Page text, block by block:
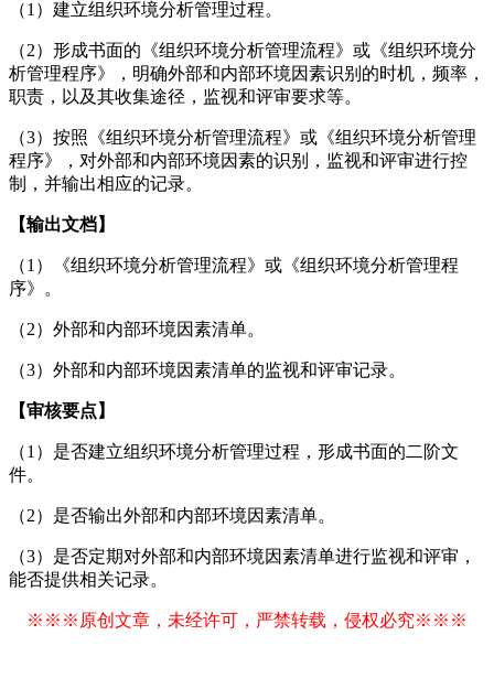
（1）建立组织环境分析管理过程。
（2）形成书面的《组织环境分析管理流程》或《组织环境分
析管理程序》，明确外部和内部环境因素识别的时机，频率，
职责，以及其收集途径，监视和评审要求等。
（3）按照《组织环境分析管理流程》或《组织环境分析管理
程序》，对外部和内部环境因素的识别，监视和评审进行控
制，并输出相应的记录。
【输出文档】
（1）《组织环境分析管理流程》或《组织环境分析管理程
序》。
（2）外部和内部环境因素清单。
（3）外部和内部环境因素清单的监视和评审记录。
【审核要点】
（1）是否建立组织环境分析管理过程，形成书面的二阶文
件。
（2）是否输出外部和内部环境因素清单。
（3）是否定期对外部和内部环境因素清单进行监视和评审，
能否提供相关记录。
※※※原创文章，未经许可，严禁转载，侵权必究※※※